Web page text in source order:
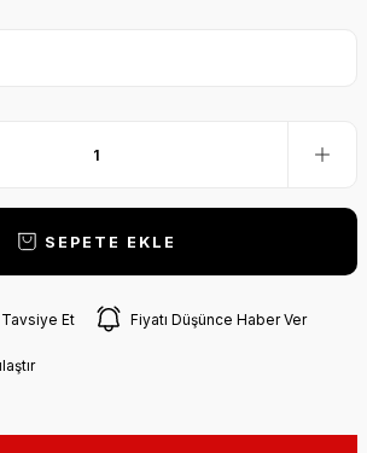
SEPETE EKLE
Tavsiye Et Fiyatı Düşünce Haber Ver